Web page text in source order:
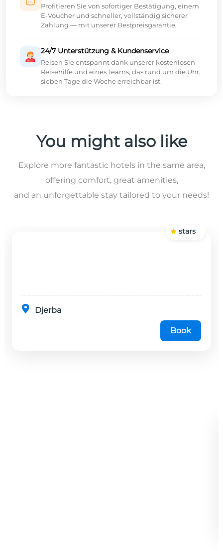
Profitieren Sie von sofortiger Bestätigung, einem
E-Voucher und schneller, vollständig sicherer
Zahlung — mit unserer Bestpreisgarantie.
24/7 Unterstützung & Kundenservice
Reisen Sie entspannt dank unserer kostenlosen
Reisehilfe und eines Teams, das rund um die Uhr,
sieben Tage die Woche erreichbar ist.
You might also like
Explore more fantastic hotels in the same area,
offering comfort, great amenities,
and an unforgettable stay tailored to your needs!
Djerba
stars
Book